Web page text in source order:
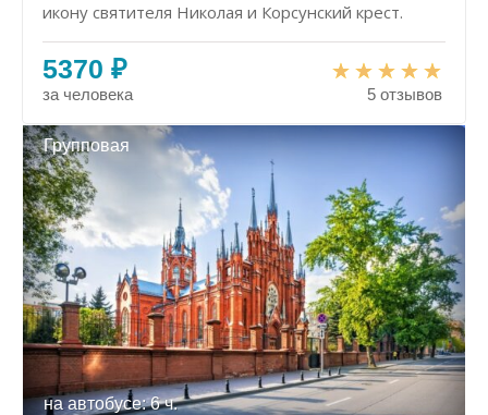
икону святителя Николая и Корсунский крест.
5370 ₽
за человека 5 отзывов
Групповая
на автобусе: 6 ч.